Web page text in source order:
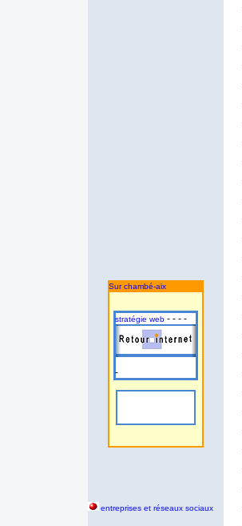
Sur chambé-aix
stratégie web - - - -
-
entreprises et réseaux sociaux